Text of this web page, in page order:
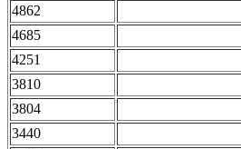
4862
4685
4251
3810
3804
3440